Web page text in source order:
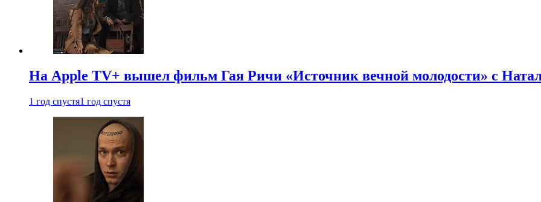
На Apple TV+ вышел фильм Гая Ричи «Источник вечной молодости» с
1 год спустя1 год спустя